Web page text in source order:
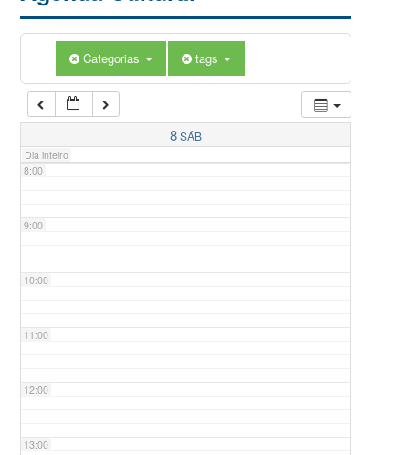
Categorias tags
8SÁB
Dia inteiro
5:00
7:00
8:00
9:00
10:00
11:00
12:00
13:00